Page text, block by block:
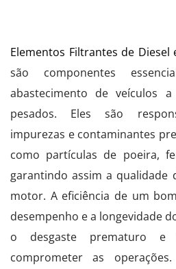
Elementos Filtrantes de Diesel
são componentes
abastecimento de veículos
pesados. Eles são
impurezas e contaminantes
como partículas de poeira,
garantindo assim a qualidade
motor. A eficiência de um
desempenho e a longevidade
o desgaste prematuro e
comprometer as